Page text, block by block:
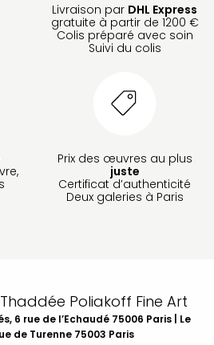
Livraison par DHL Express
gratuite à partir de 1200 €
Colis préparé avec soin
Suivi du colis
Prix des œuvres au plus
juste
Certificat d’authenticité
Deux galeries à Paris
Poliakoff Fine Art
6 rue de l’Echaudé 75006 Paris | Le
de Turenne 75003 Paris